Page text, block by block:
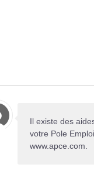
Il existe des
votre Pole
www.apce.com.